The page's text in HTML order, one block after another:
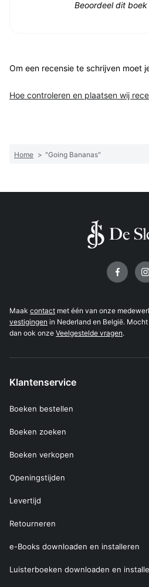
Beoordeel dit boek
Om een recensie te schrijven moet
Hoe controleren en plaatsen wij
Home > "Going Bananas"
Maak contact met één van onze
vestigingen in Nederland en België.
dan ook onze Veelgestelde vragen.
Klantenservice
Boeken bestellen
Boeken zoeken
Boeken verkopen
Openingstijden
Levertijd
Retourneren
e-Books downloaden en installeren
Luisterboeken downloaden en